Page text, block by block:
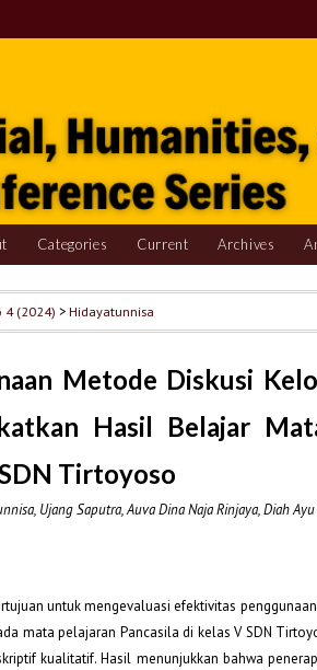
Categories Current Archives
4 (2024) >Hidayatunnisa
Metode Diskusi
Hasil Belajar
Tirtoyoso
Ujang Saputra, Auva Dina Naja Rinjaya, Diah
untuk mengevaluasi efektivitas
mata pelajaran Pancasila di kelas V SDN
kualitatif. Hasil menunjukkan bahwa